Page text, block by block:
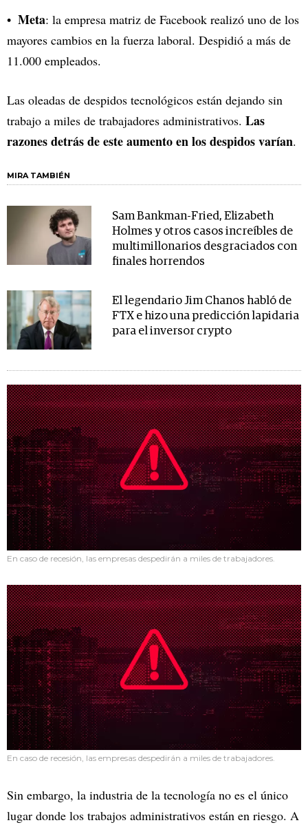
Meta: la empresa matriz de Facebook realizó uno de los
mayores cambios en la fuerza laboral. Despidió a más de
11.000 empleados.
Las oleadas de despidos tecnológicos están dejando sin
trabajo a miles de trabajadores administrativos. Las
razones detrás de este aumento en los despidos varían.
MIRA TAMBIÉN
Sam Bankman-Fried, Elizabeth
Holmes y otros casos increíbles de
multimillonarios desgraciados con
finales horrendos
El legendario Jim Chanos habló de
FTX e hizo una predicción lapidaria
para el inversor crypto
En caso de recesión, las empresas despedirán a miles de trabajadores.
En caso de recesión, las empresas despedirán a miles de trabajadores.
Sin embargo, la industria de la tecnología no es el único
lugar donde los trabajos administrativos están en riesgo. A